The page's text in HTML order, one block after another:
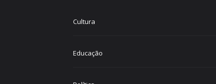
Cultura
Educação